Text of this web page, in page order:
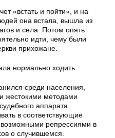
«встать и пойти», и на
она встала, вышла из
и села. Потом опять
идти, чему были
прихожане.
нормально ходить.
среди населения,
же­стокими методами
аппарата.
в соответствующие
репрессиями в
о случившемся.